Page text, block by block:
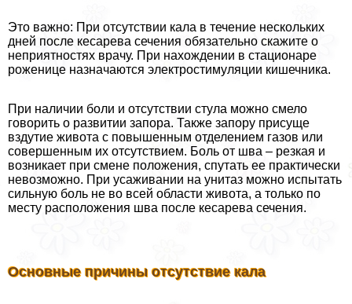
Это важно: При отсутствии кала в течение нескольких
дней после кесарева сечения обязательно скажите о
неприятностях врачу. При нахождении в стационаре
роженице назначаются электростимуляции кишечника.
При наличии боли и отсутствии стула можно смело
говорить о развитии запора. Также запору присуще
вздутие живота с повышенным отделением газов или
совершенным их отсутствием. Боль от шва – резкая и
возникает при смене положения, спутать ее пpaктически
невозможно. При усаживании на унитаз можно испытать
сильную боль не во всей области живота, а только по
месту расположения шва после кесарева сечения.
Основные причины отсутствие кала